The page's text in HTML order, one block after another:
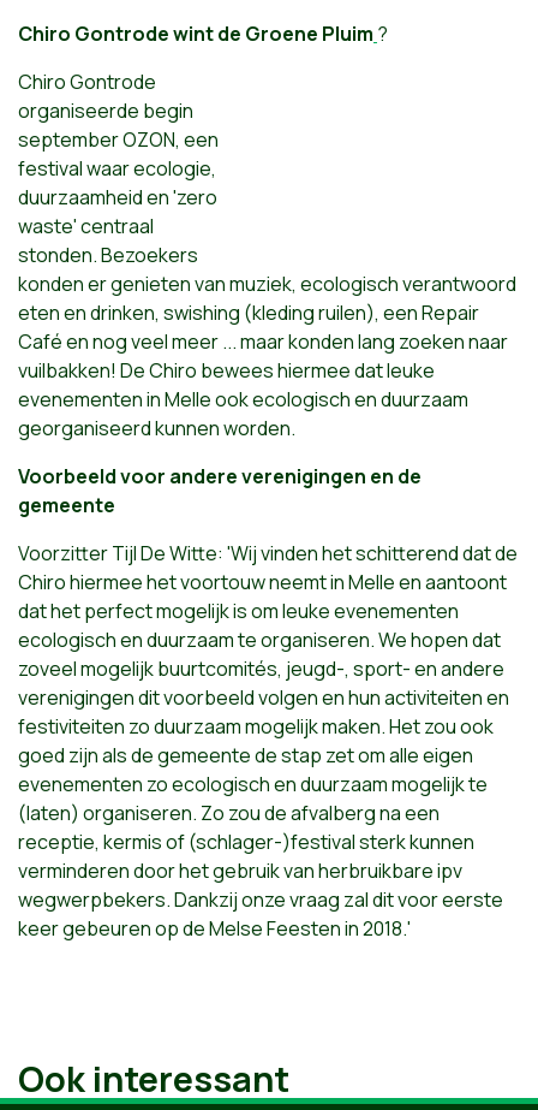
Chiro Gontrode wint de Groene Pluim ?
Chiro Gontrode
organiseerde begin
september OZON, een
festival waar ecologie,
duurzaamheid en 'zero
waste' centraal
stonden. Bezoekers
konden er genieten van muziek, ecologisch verantwoord
eten en drinken, swishing (kleding ruilen), een Repair
Café en nog veel meer ... maar konden lang zoeken naar
vuilbakken! De Chiro bewees hiermee dat leuke
evenementen in Melle ook ecologisch en duurzaam
georganiseerd kunnen worden.
Voorbeeld voor andere verenigingen en de
gemeente
Voorzitter Tijl De Witte: 'Wij vinden het schitterend dat de
Chiro hiermee het voortouw neemt in Melle en aantoont
dat het perfect mogelijk is om leuke evenementen
ecologisch en duurzaam te organiseren. We hopen dat
zoveel mogelijk buurtcomités, jeugd-, sport- en andere
verenigingen dit voorbeeld volgen en hun activiteiten en
festiviteiten zo duurzaam mogelijk maken. Het zou ook
goed zijn als de gemeente de stap zet om alle eigen
evenementen zo ecologisch en duurzaam mogelijk te
(laten) organiseren. Zo zou de afvalberg na een
receptie, kermis of (schlager-)festival sterk kunnen
verminderen door het gebruik van herbruikbare ipv
wegwerpbekers. Dankzij onze vraag zal dit voor eerste
keer gebeuren op de Melse Feesten in 2018.'
Ook interessant